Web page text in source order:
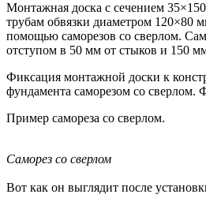
Монтажная доска с сечением
трубам обвязки диаметром 120×80
помощью саморезов со сверлом.
отступом в 50 мм от стыков и 150
Фиксация монтажной доски к
фундамента саморезом со сверлом.
Пример самореза со сверлом.
Саморез со сверлом
Вот как он выглядит после